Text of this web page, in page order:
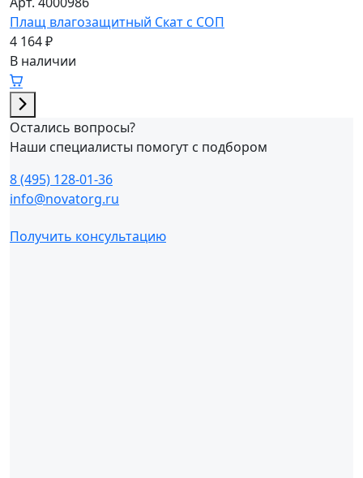
Плащ влагозащитный Скат с СОП
4 164 ₽
В наличии
Остались вопросы?
Наши специалисты помогут с подбором
8 (495) 128-01-36
info@novatorg.ru
Получить консультацию